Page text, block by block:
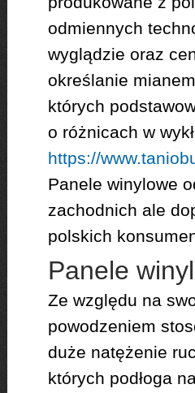
odmiennych
wyglądzie oraz
określanie
których
o różnicach w
https://
Panele winylowe
zachodnich ale
polskich
Panele
Ze względu na
powodzeniem
duże natężenie
których podłoga